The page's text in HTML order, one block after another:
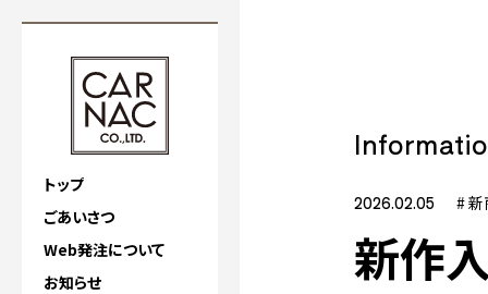
トップ
ごあいさつ
Web発注について
お知らせ
2026.02.05 # 新
新作